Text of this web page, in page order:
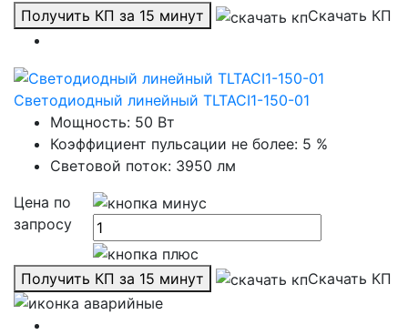
Получить КП за 15 минут Скачать КП
Светодиодный линейный TLTACI1-150-01
Мощность: 50 Вт
Коэффициент пульсации не более: 5 %
Световой поток: 3950 лм
Цена по
запросу
Получить КП за 15 минут Скачать КП